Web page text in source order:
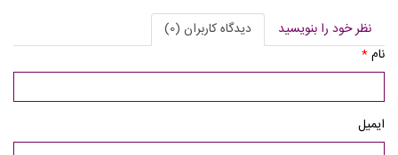
نظر خود را بنویسید
دیدگاه کاربران (0)
نام*
ایمیل